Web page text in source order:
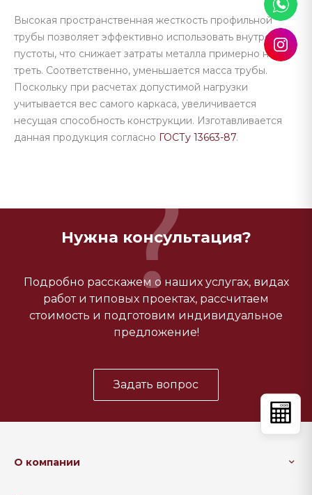
Высокая пространственная жесткость профильной
трубы позволяет эффективно использовать внутренние
пустоты, что снижает затраты металла примерно на
треть. Соответственно, уменьшается масса трубы.
Поскольку при расчетах допустимой нагрузки
учитывается вес самого каркаса, увеличивается
несущая способность конструкции. Изготавливается
данная продукция согласно ГОСТу 13663-87.
Нужна консультация?
Подробно расскажем о наших услугах, видах
работ и типовых проектах, рассчитаем
стоимость и подготовим индивидуальное
предложение!
Задать вопрос
О компании